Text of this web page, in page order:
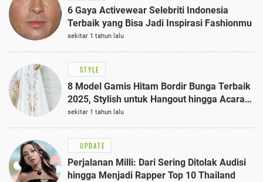
6 Gaya Activewear Selebriti Indonesia
Terbaik yang Bisa Jadi Inspirasi Fashionmu
sekitar 1 tahun lalu
STYLE
8 Model Gamis Hitam Bordir Bunga Terbaik
2025, Stylish untuk Hangout hingga Acara
Semi-Formal
sekitar 1 tahun lalu
UPDATE
Perjalanan Milli: Dari Sering Ditolak Audisi
hingga Menjadi Rapper Top 10 Thailand